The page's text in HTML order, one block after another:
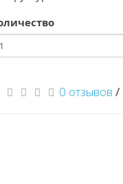
0 отзывов /